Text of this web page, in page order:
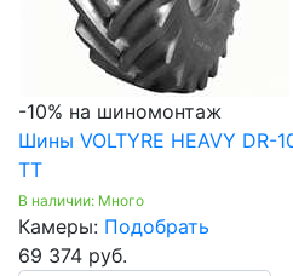
-10% на шиномонтаж
Шины VOLTYRE HEAVY DR-
TT
В наличии: Много
Камеры: Подобрать
69 374 руб.